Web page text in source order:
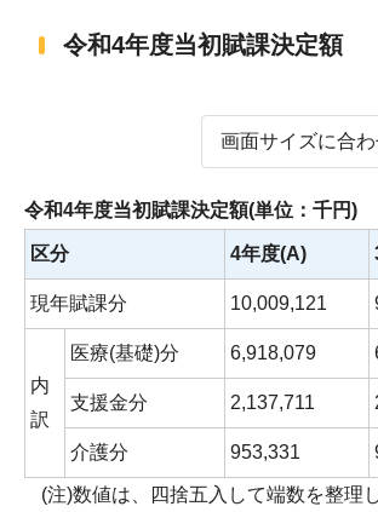
令和4年度当初賦課決定額
画面サイズに合
令和4年度当初賦課決定額(単位：千円)
区分 4年度(A)
現年賦課分 10,009,121
内
訳
医療(基礎)分 6,918,079
支援金分 2,137,711
介護分 953,331
(注)数値は、四捨五入して端数を整理